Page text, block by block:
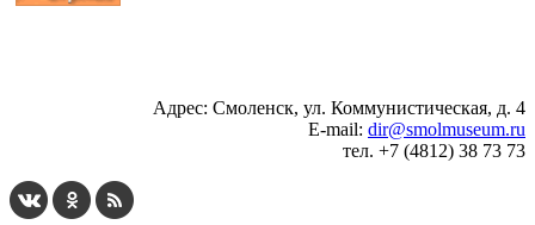
Адрес: Смоленск, ул. Коммунистическая, д. 4
E-mail: dir@smolmuseum.ru
тел. +7 (4812) 38 73 73